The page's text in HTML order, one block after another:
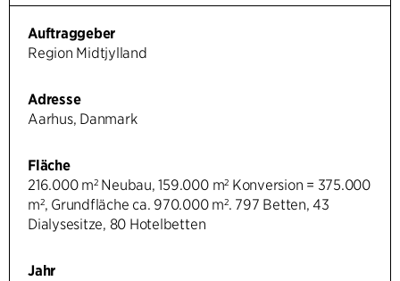
Auftraggeber
Region Midtjylland
Adresse
Aarhus, Danmark
Fläche
216.000 m² Neubau, 159.000 m² Konversion = 375.000
m², Grundfläche ca. 970.000 m². 797 Betten, 43
Dialysesitze, 80 Hotelbetten
Jahr